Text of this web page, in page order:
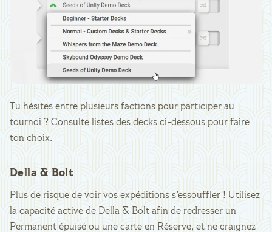
Tu hésites entre plusieurs factions pour participer au
tournoi ? Consulte listes des decks ci-dessous pour faire
ton choix.
Della & Bolt
Plus de risque de voir vos expéditions s'essouffler ! Utilisez
la capacité active de Della & Bolt afin de redresser un
Permanent épuisé ou une carte en Réserve, et ne craignez